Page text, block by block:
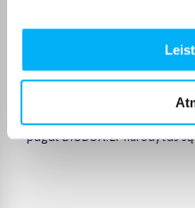
Prenumeruokite BIGBOX.LT
galima ir palyginti prekes
kitos, patikusias prekes
arba iš karto dėti į krepšelį ir
pagal BIGBOX.LT nurodytas